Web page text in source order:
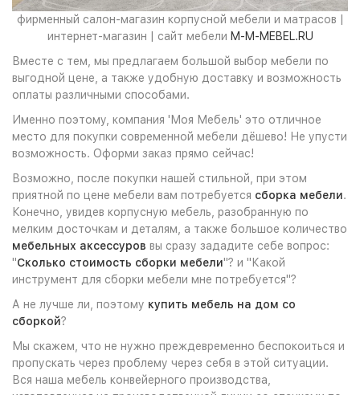
фирменный салон-магазин корпусной мебели и матрасов |
интернет-магазин | сайт мебели M-M-MEBEL.RU
Вместе с тем, мы предлагаем большой выбор мебели по
выгодной цене, а также удобную доставку и возможность
оплаты различными способами.
Именно поэтому, компания 'Моя Мебель' это отличное
место для покупки современной мебели дёшево! Не упусти
возможность. Оформи заказ прямо сейчас!
Возможно, после покупки нашей стильной, при этом
приятной по цене мебели вам потребуется сборка мебели.
Конечно, увидев корпусную мебель, разобранную по
мелким досточкам и деталям, а также большое количество
мебельных аксессуров вы сразу зададите себе вопрос:
"Сколько стоимость сборки мебели"? и "Какой
инструмент для сборки мебели мне потребуется"?
А не лучше ли, поэтому купить мебель на дом со
сборкой?
Мы скажем, что не нужно преждевременно беспокоиться и
пропускать через проблему через себя в этой ситуации.
Вся наша мебель конвейерного производства,